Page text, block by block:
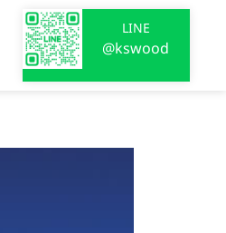
LINE
@kswood